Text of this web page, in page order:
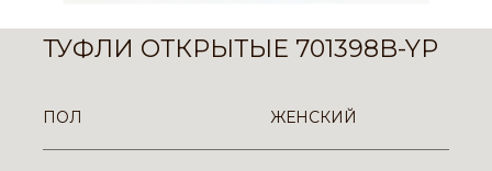
ТУФЛИ ОТКРЫТЫЕ 701398B-YP
ПОЛ ЖЕНСКИЙ